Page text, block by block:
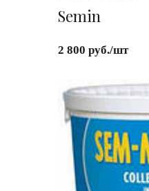
Semin
2 800 руб./шт